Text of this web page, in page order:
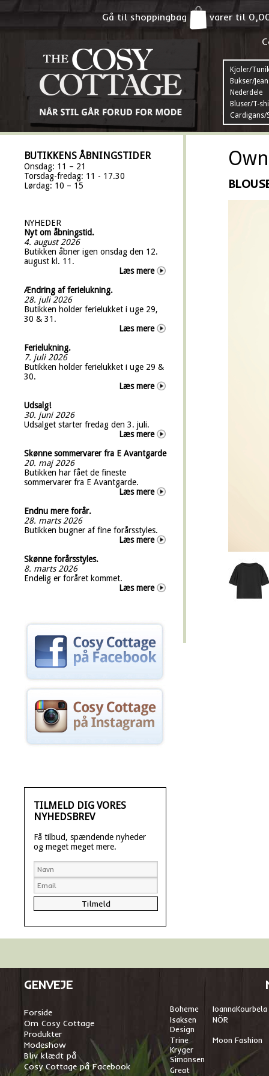
Gå til shoppingbag varer til
Kjoler/
Bukser/
Nederdele
Bluser/T-
Cardigans/
BUTIKKENS ÅBNINGSTIDER
Onsdag: 11 – 21
Torsdag-fredag: 11 - 17.30
Lørdag: 10 – 15
NYHEDER
Nyt om åbningstid.
4. august 2026
Butikken åbner igen onsdag den 12.
august kl. 11.
Læs mere
Ændring af ferielukning.
28. juli 2026
Butikken holder ferielukket i uge 29,
30 & 31.
Læs mere
Ferielukning.
7. juli 2026
Butikken holder ferielukket i uge 29 &
30.
Læs mere
Udsalg!
30. juni 2026
Udsalget starter fredag den 3. juli.
Læs mere
Skønne sommervarer fra E Avantgarde
20. maj 2026
Butikken har fået de fineste
sommervarer fra E Avantgarde.
Læs mere
Endnu mere forår.
28. marts 2026
Butikken bugner af fine forårsstyles.
Læs mere
Skønne forårsstyles.
8. marts 2026
Endelig er foråret kommet.
Læs mere
TILMELD DIG VORES
NYHEDSBREV
Få tilbud, spændende nyheder
og meget meget mere.
GENVEJE
Forside
Om Cosy Cottage
Produkter
Modeshow
Bliv klædt på
Cosy Cottage på Facebook
Boheme IoannaKourbela
Isaksen
Design
NÖR
Trine
Kryger
Simonsen
Moon Fashion
Great